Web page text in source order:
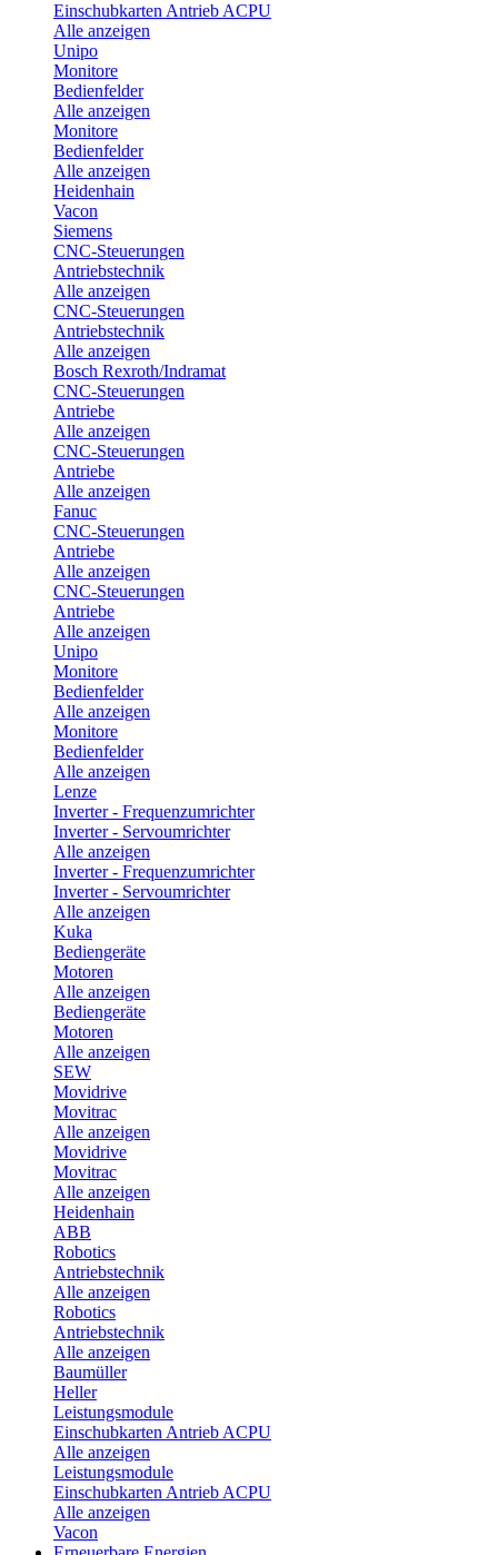
Einschubkarten Antrieb ACPU
Alle anzeigen
Unipo
Monitore
Bedienfelder
Alle anzeigen
Monitore
Bedienfelder
Alle anzeigen
Heidenhain
Vacon
Siemens
CNC-Steuerungen
Antriebstechnik
Alle anzeigen
CNC-Steuerungen
Antriebstechnik
Alle anzeigen
Bosch Rexroth/Indramat
CNC-Steuerungen
Antriebe
Alle anzeigen
CNC-Steuerungen
Antriebe
Alle anzeigen
Fanuc
CNC-Steuerungen
Antriebe
Alle anzeigen
CNC-Steuerungen
Antriebe
Alle anzeigen
Unipo
Monitore
Bedienfelder
Alle anzeigen
Monitore
Bedienfelder
Alle anzeigen
Lenze
Inverter - Frequenzumrichter
Inverter - Servoumrichter
Alle anzeigen
Inverter - Frequenzumrichter
Inverter - Servoumrichter
Alle anzeigen
Kuka
Bediengeräte
Motoren
Alle anzeigen
Bediengeräte
Motoren
Alle anzeigen
SEW
Movidrive
Movitrac
Alle anzeigen
Movidrive
Movitrac
Alle anzeigen
Heidenhain
ABB
Robotics
Antriebstechnik
Alle anzeigen
Robotics
Antriebstechnik
Alle anzeigen
Baumüller
Heller
Leistungsmodule
Einschubkarten Antrieb ACPU
Alle anzeigen
Leistungsmodule
Einschubkarten Antrieb ACPU
Alle anzeigen
Vacon